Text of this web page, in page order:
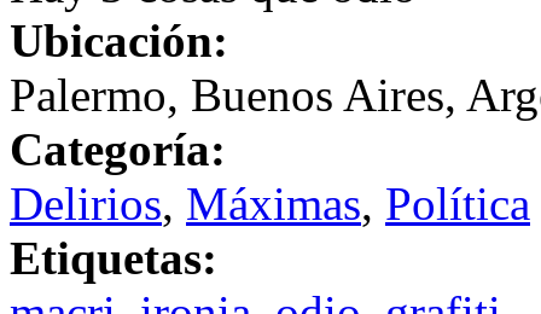
Ubicación:
Palermo, Buenos Aires,
Categoría:
Delirios, Máximas, Política
Etiquetas: